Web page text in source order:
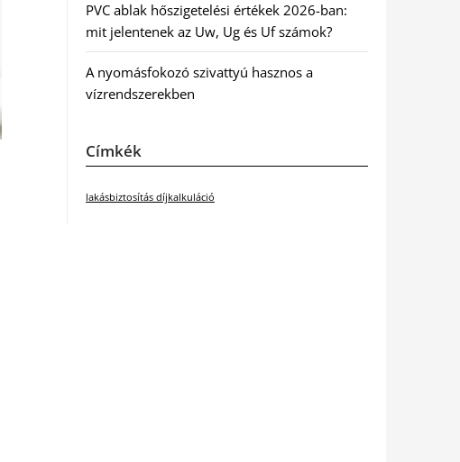
PVC ablak hőszigetelési értékek 2026-ban:
mit jelentenek az Uw, Ug és Uf számok?
A nyomásfokozó szivattyú hasznos a
vízrendszerekben
Címkék
lakásbiztosítás díjkalkuláció